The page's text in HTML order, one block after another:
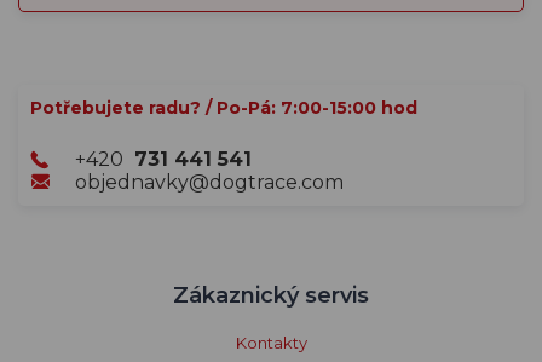
Potřebujete radu? / Po-Pá: 7:00-15:00 hod
+420 731 441 541
objednavky@dogtrace.com
Zákaznický servis
Kontakty